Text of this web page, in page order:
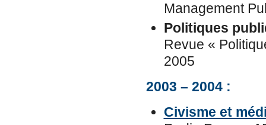
Management
Politiques
Revue «
2005
2003 – 2004 :
Civisme et